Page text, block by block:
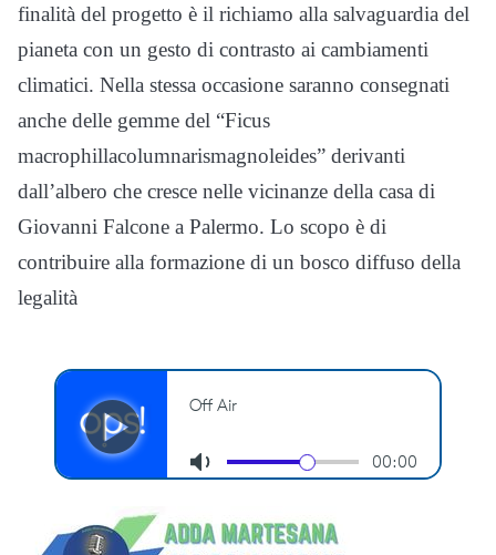
finalità del progetto è il richiamo alla salvaguardia del
pianeta con un gesto di contrasto ai cambiamenti
climatici. Nella stessa occasione saranno consegnati
anche delle gemme del “Ficus
macrophillacolumnarismagnoleides” derivanti
dall’albero che cresce nelle vicinanze della casa di
Giovanni Falcone a Palermo. Lo scopo è di
contribuire alla formazione di un bosco diffuso della
legalità